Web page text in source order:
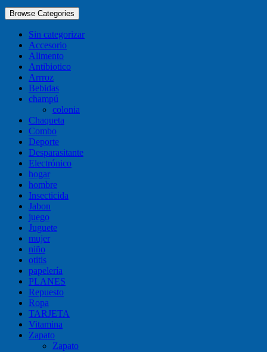
Browse Categories
Sin categorizar
Accesorio
Alimento
Antibiotico
Arrroz
Bebidas
champú
colonia
Chaqueta
Combo
Deporte
Desparasitante
Electrónico
hogar
hombre
Insecticida
Jabon
juego
Juguete
mujer
niño
otitis
papelería
PLANES
Repuesto
Ropa
TARJETA
Vitamina
Zapato
Zapato